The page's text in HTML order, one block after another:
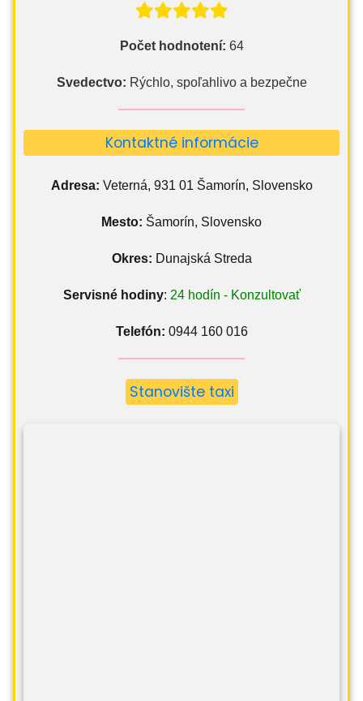
Počet hodnotení: 64
Svedectvo: Rýchlo, spoľahlivo a bezpečne
Kontaktné informácie
Adresa: Veterná, 931 01 Šamorín, Slovensko
Mesto: Šamorín, Slovensko
Okres: Dunajská Streda
Servisné hodiny: 24 hodín - Konzultovať
Telefón: 0944 160 016
Stanovište taxi